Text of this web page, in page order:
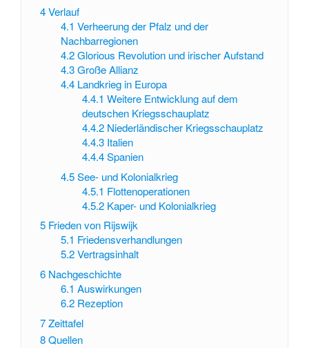
4Verlauf
4.1 Verheerung der Pfalz und der
Nachbarregionen
4.2 Glorious Revolution und irischer Aufstand
4.3 Große Allianz
4.4 Landkrieg in Europa
4.4.1 Weitere Entwicklung auf dem
deutschen Kriegsschauplatz
4.4.2 Niederländischer Kriegsschauplatz
4.4.3 Italien
4.4.4 Spanien
4.5 See- und Kolonialkrieg
4.5.1 Flottenoperationen
4.5.2 Kaper- und Kolonialkrieg
5 Frieden von Rijswijk
5.1 Friedensverhandlungen
5.2 Vertragsinhalt
6 Nachgeschichte
6.1 Auswirkungen
6.2 Rezeption
7Zeittafel
8Quellen